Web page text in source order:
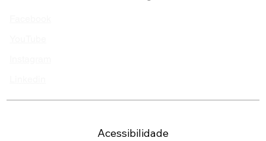
Acessibilidade